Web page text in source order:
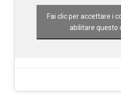
Fai clic per accettare i
abilitare questo